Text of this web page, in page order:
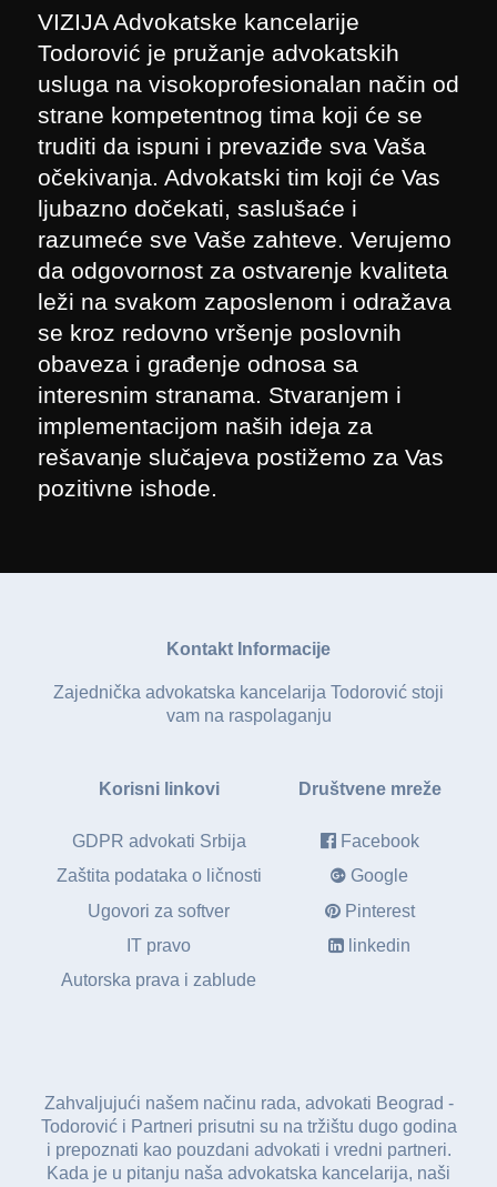
VIZIJA Advokatske kancelarije
Todorović je pružanje advokatskih
usluga na visokoprofesionalan način od
strane kompetentnog tima koji će se
truditi da ispuni i prevaziđe sva Vaša
očekivanja. Advokatski tim koji će Vas
ljubazno dočekati, saslušaće i
razumeće sve Vaše zahteve. Verujemo
da odgovornost za ostvarenje kvaliteta
leži na svakom zaposlenom i odražava
se kroz redovno vršenje poslovnih
obaveza i građenje odnosa sa
interesnim stranama. Stvaranjem i
implementacijom naših ideja za
rešavanje slučajeva postižemo za Vas
pozitivne ishode.
Kontakt Informacije
Zajednička advokatska kancelarija Todorović stoji
vam na raspolaganju
Korisni linkovi
GDPR advokati Srbija
Zaštita podataka o ličnosti
Ugovori za softver
IT pravo
Autorska prava i zablude
Društvene mreže
Facebook
Google
Pinterest
linkedin
Zahvaljujući našem načinu rada, advokati Beograd -
Todorović i Partneri prisutni su na tržištu dugo godina
i prepoznati kao pouzdani advokati i vredni partneri.
Kada je u pitanju naša advokatska kancelarija, naši